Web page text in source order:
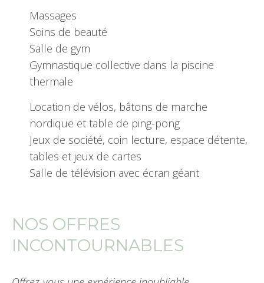
Massages
Soins de beauté
Salle de gym
Gymnastique collective dans la piscine
thermale
Location de vélos, bâtons de marche
nordique et table de ping-pong
Jeux de société, coin lecture, espace détente,
tables et jeux de cartes
Salle de télévision avec écran géant
NOS OFFRES
INCONTOURNABLES